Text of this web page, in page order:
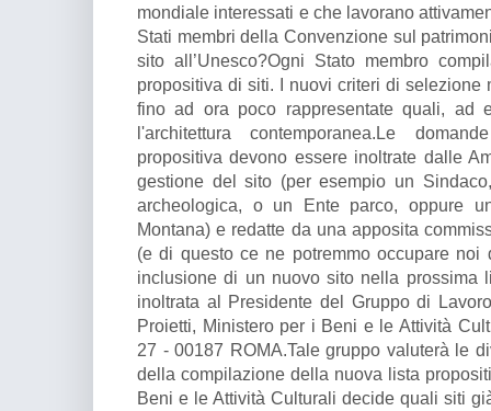
mondiale interessati e che lavorano
Stati membri della Convenzione sul
sito all’Unesco?Ogni Stato membro
propositiva di siti. I nuovi criteri di
fino ad ora poco rappresentate quali, ad
l'architettura contemporanea.Le
propositiva devono essere inoltrate dalle
gestione del sito (per esempio un
archeologica, o un Ente parco, oppure
Montana) e redatte da una apposita
(e di questo ce ne potremmo occupare noi
inclusione di un nuovo sito nella prossima
inoltrata al Presidente del Gruppo di
Proietti, Ministero per i Beni e le Attività
27 - 00187 ROMA.Tale gruppo valuterà le
della compilazione della nuova lista
Beni e le Attività Culturali decide quali siti